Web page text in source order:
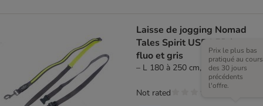
Laisse de jogging Nomad
Tales Spirit USB LED jaune
fluo et gris
– L 180 à 250 cm, l 25 mm
Prix le plus bas
pratiqué au cours
des 30 jours
précédents
l'offre.
Not rated